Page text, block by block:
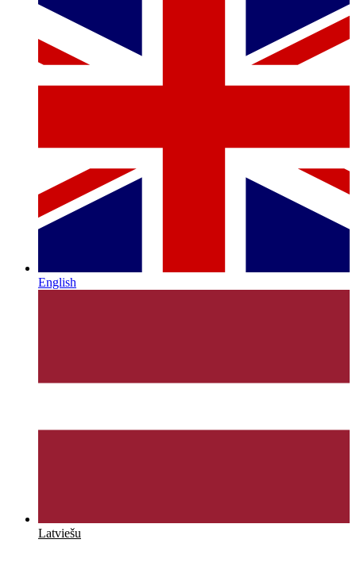
English
Latviešu